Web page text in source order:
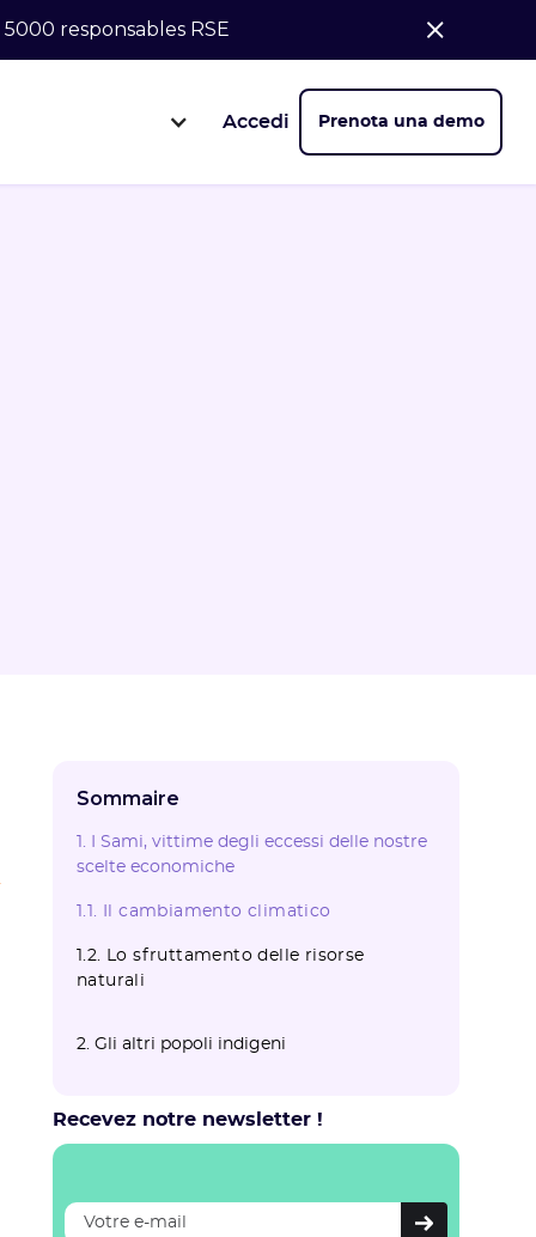
responsables RSE
Accedi Prenota una demo
Sommaire
1. I Sami, vittime degli eccessi delle nostre
scelte economiche
1.1. Il cambiamento climatico
1.2. Lo sfruttamento delle risorse
naturali
2. Gli altri popoli indigeni
Recevez notre newsletter !